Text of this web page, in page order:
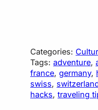
Categories:
Tags:adventure,
france, germany,
swiss,
hacks, traveling